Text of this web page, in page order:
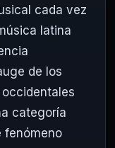
cada vez
latina
de los
categoría
fenómeno